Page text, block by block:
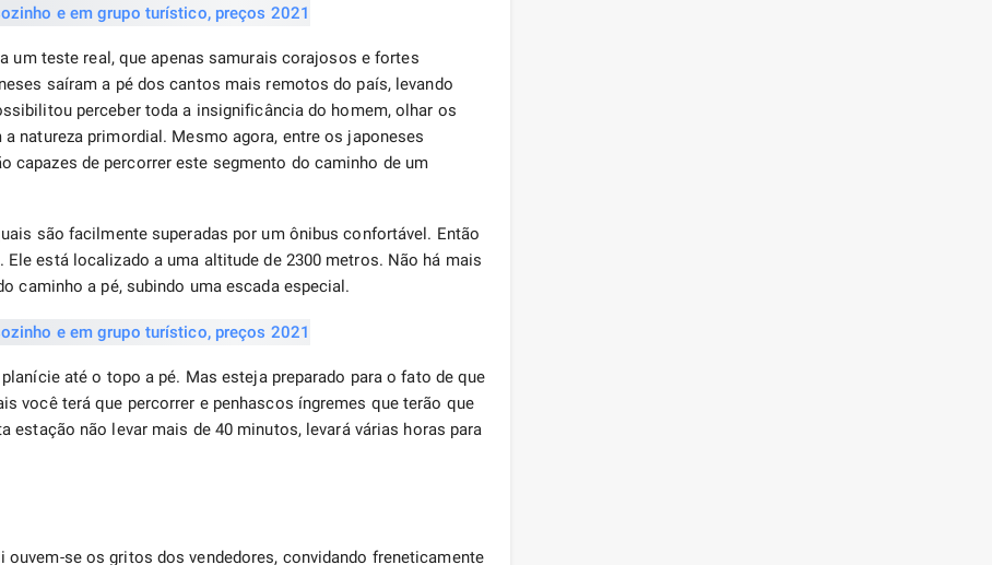
um teste real, que apenas samurais corajosos e fortes
saíram a pé dos cantos mais remotos do país, levando
perceber toda a insignificância do homem, olhar os
natureza primordial. Mesmo agora, entre os japoneses
de percorrer este segmento do caminho de um
são facilmente superadas por um ônibus confortável. Então
está localizado a uma altitude de 2300 metros. Não há mais
caminho a pé, subindo uma escada especial.
até o topo a pé. Mas esteja preparado para o fato de que
você terá que percorrer e penhascos íngremes que terão que
estação não levar mais de 40 minutos, levará várias horas para
se os gritos dos vendedores, convidando freneticamente